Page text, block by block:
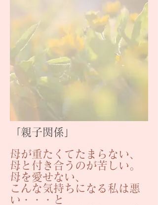
「親子関係」
母が重たくてたまらない、
母と付き合うのが苦しい。
母を愛せない、
こんな気持ちになる私は悪
い・・・と